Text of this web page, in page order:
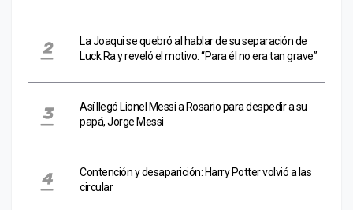
La Joaqui se quebró al hablar de su separación de
Luck Ra y reveló el motivo: “Para él no era tan grave”
Así llegó Lionel Messi a Rosario para despedir a su
papá, Jorge Messi
Contención y desaparición: Harry Potter volvió a las
circular